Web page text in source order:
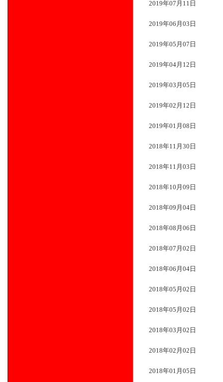
2019年07月11日
2019年06月03日
2019年05月07日
2019年04月12日
2019年03月05日
2019年02月12日
2019年01月08日
2018年11月30日
2018年11月03日
2018年10月09日
2018年09月04日
2018年08月06日
2018年07月02日
2018年06月04日
2018年05月02日
2018年05月02日
2018年03月02日
2018年02月02日
2018年01月05日